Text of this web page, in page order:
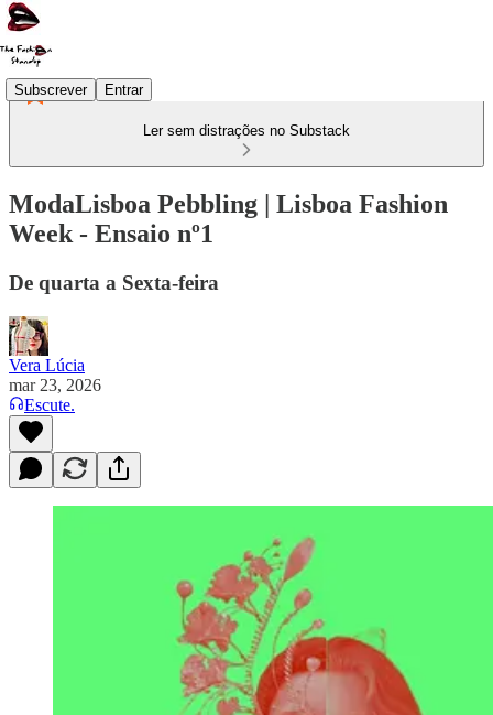
Subscrever Entrar
Ler sem distrações no Substack
ModaLisboa Pebbling | Lisboa Fashion
Week - Ensaio nº1
De quarta a Sexta-feira
Vera Lúcia
mar 23, 2026
Escute.